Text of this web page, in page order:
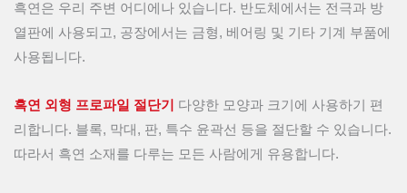
흑연은 우리 주변 어디에나 있습니다. 반도체에서는 전극과 방
열판에 사용되고, 공장에서는 금형, 베어링 및 기타 기계 부품에
사용됩니다.
흑연 외형 프로파일 절단기
다양한 모양과 크기에 사용하기 편
리합니다. 블록, 막대, 판, 특수 윤곽선 등을 절단할 수 있습니다.
따라서 흑연 소재를 다루는 모든 사람에게 유용합니다.